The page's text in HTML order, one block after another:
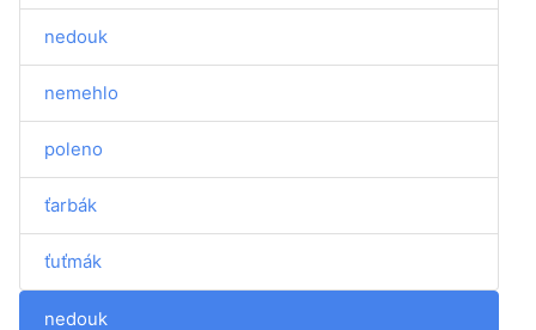
nedouk
nemehlo
poleno
ťarbák
ťuťmák
nedouk